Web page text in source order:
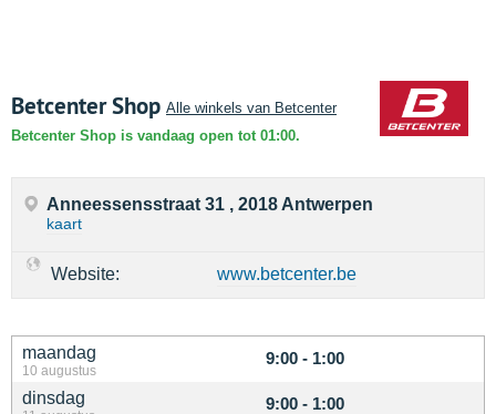
Betcenter Shop Alle winkels van Betcenter
Betcenter Shop is vandaag open tot 01:00.
maandag
10 augustus
9:00 - 1:00
dinsdag 9:00 - 1:00
Anneessensstraat 31 , 2018 Antwerpen
kaart
Website: www.betcenter.be